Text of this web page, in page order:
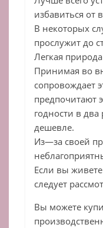
избавиться от
В некоторых
прослужит до
Легкая природа
Принимая во
сопровождает
предпочитают
годности в два
дешевле.
Из—за своей
Если вы живете
следует
Вы можете